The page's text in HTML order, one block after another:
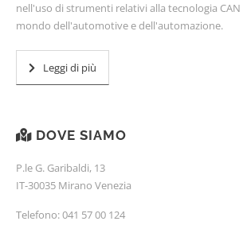
nell'uso di strumenti relativi alla tecnologia
mondo dell'automotive e dell'automazione.
Leggi di più
DOVE SIAMO
P.le G. Garibaldi, 13
IT-30035 Mirano Venezia
Telefono:041 57 00 124